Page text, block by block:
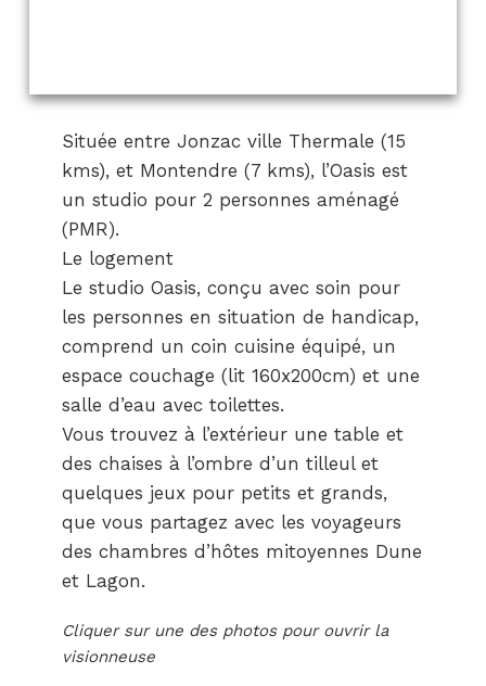
Située entre Jonzac ville Thermale (15
kms), et Montendre (7 kms), l’Oasis est
un studio pour 2 personnes aménagé
(PMR).
Le logement
Le studio Oasis, conçu avec soin pour
les personnes en situation de handicap,
comprend un coin cuisine équipé, un
espace couchage (lit 160x200cm) et une
salle d’eau avec toilettes.
Vous trouvez à l’extérieur une table et
des chaises à l’ombre d’un tilleul et
quelques jeux pour petits et grands,
que vous partagez avec les voyageurs
des chambres d’hôtes mitoyennes Dune
et Lagon.
Cliquer sur une des photos pour ouvrir la
visionneuse